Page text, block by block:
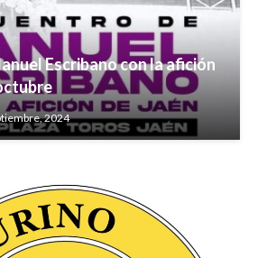
Escribano con la afición
2024